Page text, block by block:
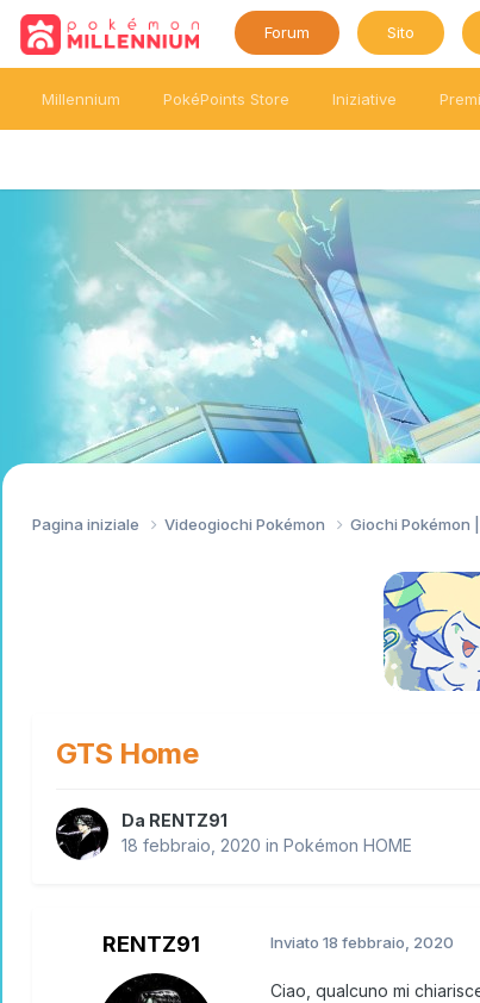
Forum Sito
Millennium PokéPoints Store Iniziative
Pagina iniziale Videogiochi Pokémon Giochi Pokémon
GTS Home
Da RENTZ91
18 febbraio, 2020 in Pokémon HOME
RENTZ91 Inviato 18 febbraio, 2020
Ciao, qualcuno mi